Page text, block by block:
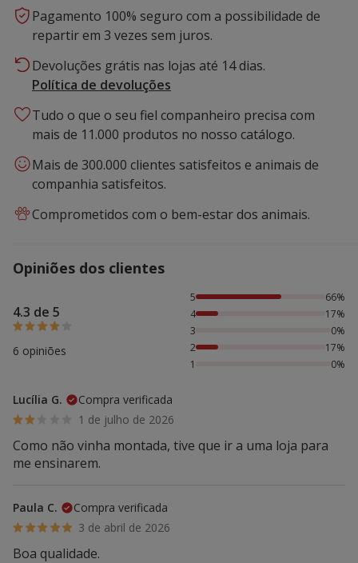
Pagamento 100% seguro com a possibilidade de
repartir em 3 vezes sem juros.
Devoluções grátis nas lojas até 14 dias.
Política de devoluções
Tudo o que o seu fiel companheiro precisa com
mais de 11.000 produtos no nosso catálogo.
Mais de 300.000 clientes satisfeitos e animais de
companhia satisfeitos.
Comprometidos com o bem-estar dos animais.
Opiniões dos clientes
4.3 de 5
6 opiniões
66% das pessoas avaliaram com 5 estrelas, 17% das
5
66%
4
17%
3
0%
2
17%
1
0%
Lucília G.
Compra verificada
1 de julho de 2026
Como não vinha montada, tive que ir a uma loja para
me ensinarem.
Paula C.
Compra verificada
3 de abril de 2026
Boa qualidade.